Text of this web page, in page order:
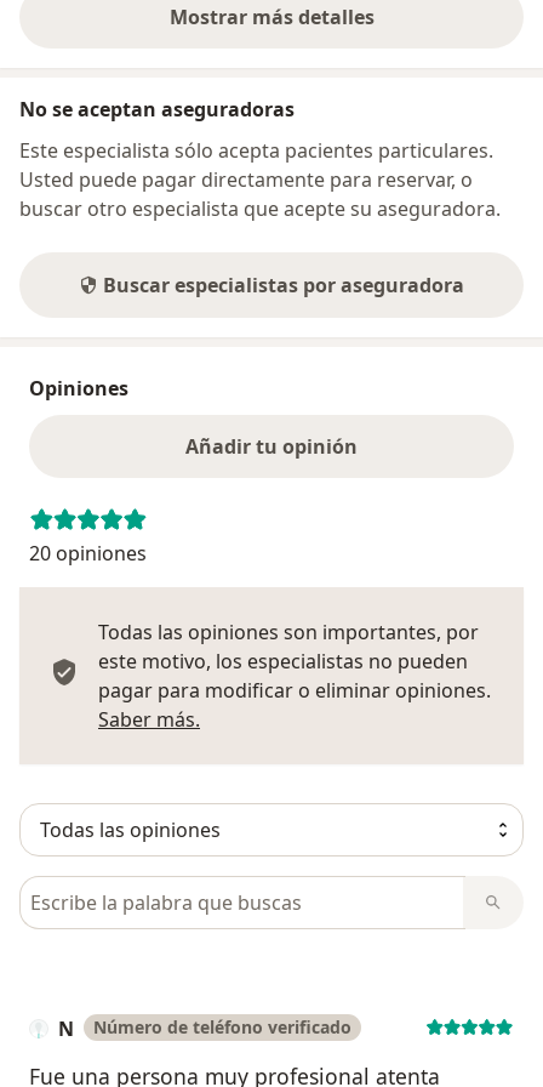
¡logra la figura que siempre has deseado con
Mostrar más detalles
sobre la dirección
No se aceptan aseguradoras
Este especialista sólo acepta pacientes particulares.
Usted puede pagar directamente para reservar, o
buscar otro especialista que acepte su aseguradora.
Buscar especialistas por aseguradora
Opiniones
Añadir tu opinión
20 opiniones
Todas las opiniones son importantes, por
este motivo, los especialistas no pueden
pagar para modificar o eliminar opiniones.
Saber más.
Busca en opiniones
N Número de teléfono verificado
Fue una persona muy profesional atenta